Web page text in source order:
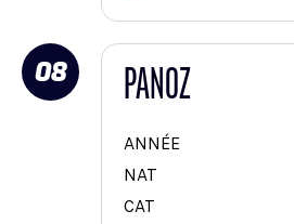
08 PANOZ
ANNÉE
NAT
CAT